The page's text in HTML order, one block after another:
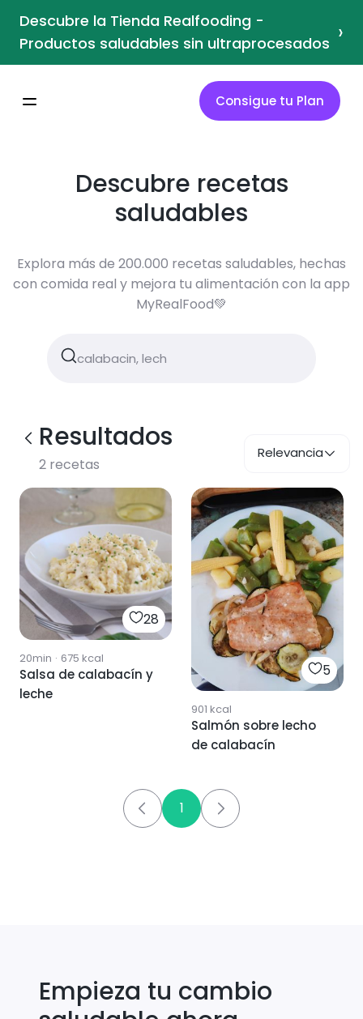
Descubre la Tienda Realfooding -
Productos saludables sin ultraprocesados ›
Consigue tu Plan
Descubre recetas
saludables
Explora más de 200.000 recetas saludables, hechas
con comida real y mejora tu alimentación con la app
MyRealFood💚
Resultados
2 recetas
Relevancia
28
20min · 675 kcal
Salsa de calabacín y
leche
5
901 kcal
Salmón sobre lecho
de calabacín
1
Empieza tu cambio